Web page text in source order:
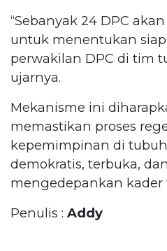
“Sebanyak 24 DPC
untuk menentukan
perwakilan DPC di tim
ujarnya.
Mekanisme ini
memastikan proses
kepemimpinan di
demokratis, terbuka,
mengedepankan kader
Penulis : Addy